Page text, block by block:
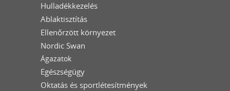
Hulladékkezelés
Ablaktisztítás
Ellenőrzött környezet
Nordic Swan
Ágazatok
Egészségügy
Oktatás és sportlétesítmények